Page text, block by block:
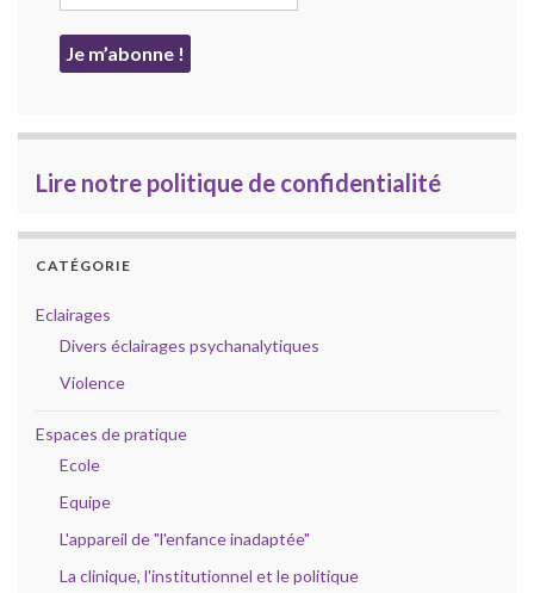
Lire notre politique de confidentialité
CATÉGORIE
Eclairages
Divers éclairages psychanalytiques
Violence
Espaces de pratique
Ecole
Equipe
L'appareil de "l'enfance inadaptée"
La clinique, l'institutionnel et le politique